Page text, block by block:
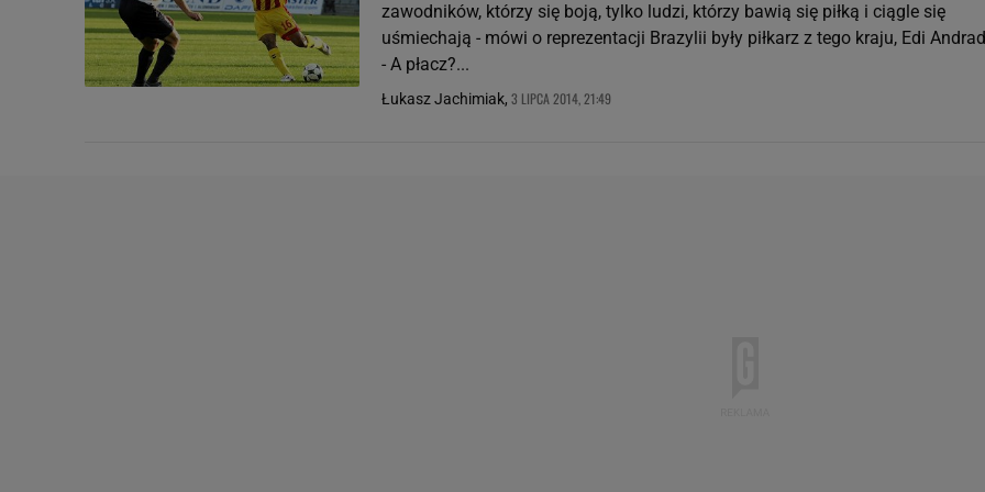
zawodników, którzy się boją, tylko ludzi, którzy bawią się piłką i ciągle się
uśmiechają - mówi o reprezentacji Brazylii były piłkarz z tego kraju, Edi
- A płacz?...
Łukasz Jachimiak, 3 LIPCA 2014, 21:49